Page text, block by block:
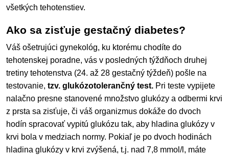
všetkých tehotenstiev.
Ako sa zisťuje gestačný diabetes?
Váš ošetrujúci gynekológ, ku ktorému chodíte do
tehotenskej poradne, vás v posledných týždňoch druhej
tretiny tehotenstva (24. až 28 gestačný týždeň) pošle na
testovanie, tzv. glukózotolerančný test. Pri teste vypijete
nalačno presne stanovené množstvo glukózy a odbermi krvi
z prsta sa zisťuje, či váš organizmus dokáže do dvoch
hodín spracovať vypitú glukózu tak, aby hladina glukózy v
krvi bola v medziach normy. Pokiaľ je po dvoch hodinách
hladina glukózy v krvi zvýšená, t.j. nad 7,8 mmol/l, máte